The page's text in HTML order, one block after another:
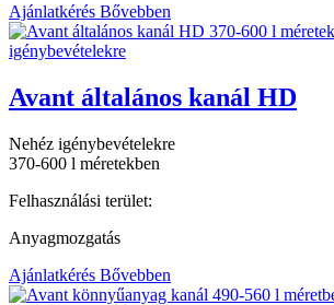
Ajánlatkérés Bővebben
Avant általános kanál HD
Nehéz igénybevételekre
370-600 l méretekben
Felhasználási terület:
Anyagmozgatás
Ajánlatkérés Bővebben